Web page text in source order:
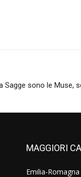
Sagge sono le Muse,
MAGGIORI
Emilia-Romagna